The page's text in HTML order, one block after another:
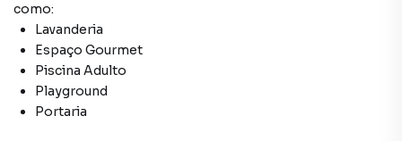
como:
Lavanderia
Espaço Gourmet
Piscina Adulto
Playground
Portaria